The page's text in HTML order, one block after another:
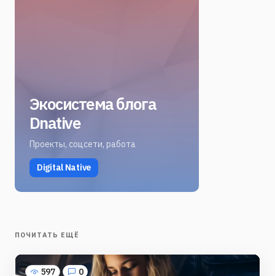
Экосистема блога
Dnative
Проекты, соцсети, работа
Digital Native
ПОЧИТАТЬ ЕЩЁ
597 0